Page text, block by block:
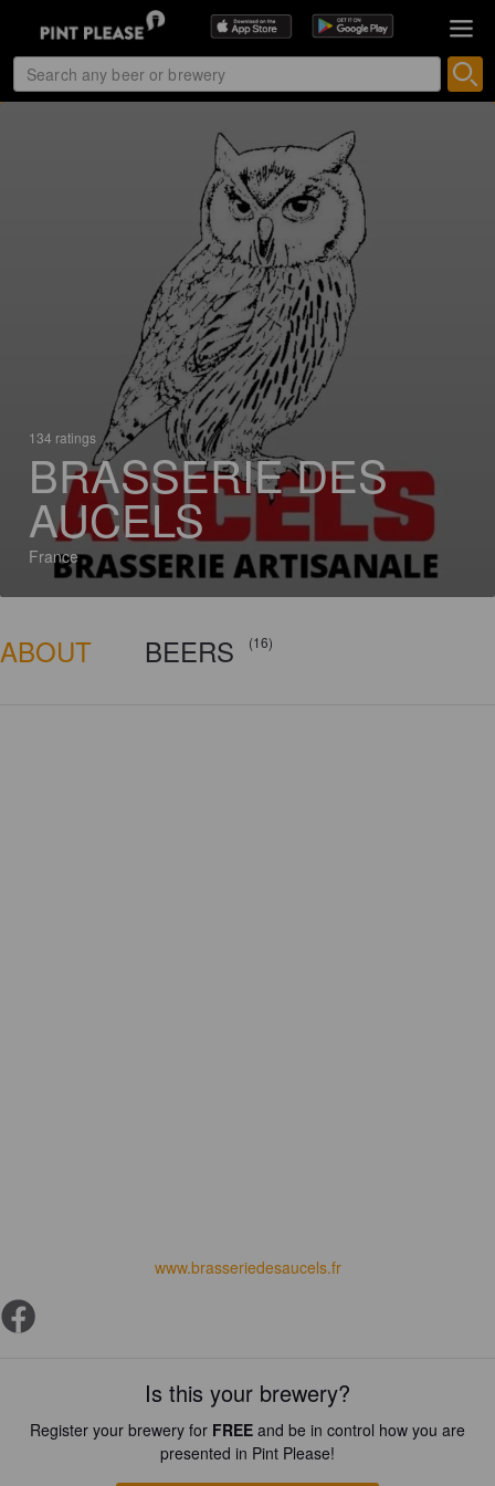
134 ratings
BRASSERIE DES
AUCELS
France
ABOUT BEERS (16)
www.brasseriedesaucels.fr
Is this your brewery?
Register your brewery for FREE and be in control how you are
presented in Pint Please!